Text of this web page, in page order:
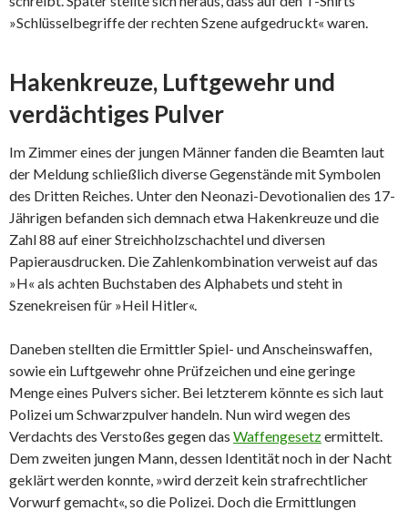
»Schlüsselbegriffe der rechten Szene aufgedruckt« waren.
Hakenkreuze, Luftgewehr und
verdächtiges Pulver
Im Zimmer eines der jungen Männer fanden die Beamten laut
der Meldung schließlich diverse Gegenstände mit Symbolen
des Dritten Reiches. Unter den Neonazi-Devotionalien des 17-
Jährigen befanden sich demnach etwa Hakenkreuze und die
Zahl 88 auf einer Streichholzschachtel und diversen
Papierausdrucken. Die Zahlenkombination verweist auf das
»H« als achten Buchstaben des Alphabets und steht in
Szenekreisen für »Heil Hitler«.
Daneben stellten die Ermittler Spiel- und Anscheinswaffen,
sowie ein Luftgewehr ohne Prüfzeichen und eine geringe
Menge eines Pulvers sicher. Bei letzterem könnte es sich laut
Polizei um Schwarzpulver handeln. Nun wird wegen des
Verdachts des Verstoßes gegen das Waffengesetzermittelt.
Dem zweiten jungen Mann, dessen Identität noch in der Nacht
geklärt werden konnte, »wird derzeit kein strafrechtlicher
Vorwurf gemacht«, so die Polizei. Doch die Ermittlungen